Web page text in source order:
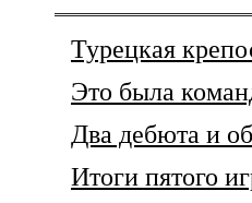
Турецкая
Это была
Два дебюта и
Итоги пятого